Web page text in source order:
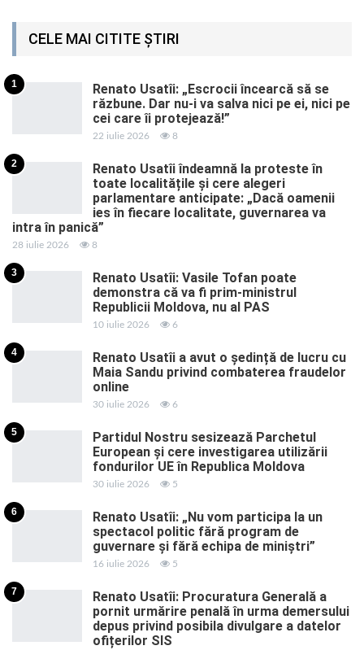
CELE MAI CITITE ȘTIRI
1
Renato Usatîi: „Escrocii încearcă să se
răzbune. Dar nu-i va salva nici pe ei, nici pe
cei care îi protejează!”
22 iulie 2026 8
2
Renato Usatîi îndeamnă la proteste în
toate localitățile și cere alegeri
parlamentare anticipate: „Dacă oamenii
ies în fiecare localitate, guvernarea va
intra în panică”
28 iulie 2026 8
3
Renato Usatîi: Vasile Tofan poate
demonstra că va fi prim-ministrul
Republicii Moldova, nu al PAS
10 iulie 2026 6
4
Renato Usatîi a avut o ședință de lucru cu
Maia Sandu privind combaterea fraudelor
online
30 iulie 2026 6
5
Partidul Nostru sesizează Parchetul
European și cere investigarea utilizării
fondurilor UE în Republica Moldova
30 iulie 2026 5
6
Renato Usatîi: „Nu vom participa la un
spectacol politic fără program de
guvernare și fără echipa de miniștri”
16 iulie 2026 5
7
Renato Usatîi: Procuratura Generală a
pornit urmărire penală în urma demersului
depus privind posibila divulgare a datelor
ofițerilor SIS